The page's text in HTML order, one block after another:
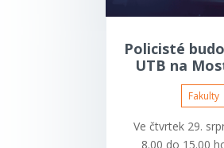
Policisté
UTB na
Fakulty
Ve čtvrtek 29.
8.00 do 15.00